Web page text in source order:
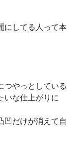
にしてる人って本
つやっとしている
いな仕上がりに
凹だけが消えて自